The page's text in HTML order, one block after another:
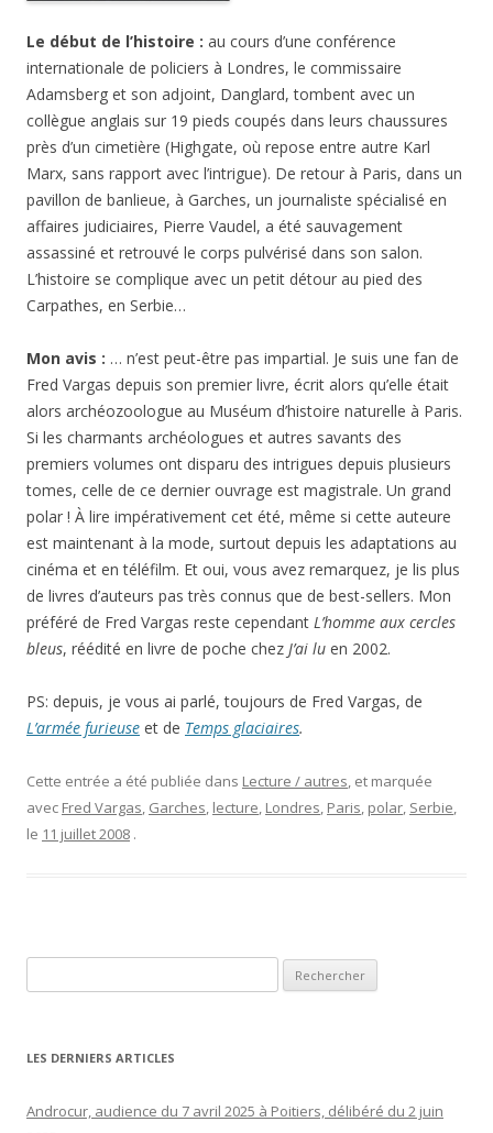
Le début de l’histoire : au cours d’une conférence
internationale de policiers à Londres, le commissaire
Adamsberg et son adjoint, Danglard, tombent avec un
collègue anglais sur 19 pieds coupés dans leurs chaussures
près d’un cimetière (Highgate, où repose entre autre Karl
Marx, sans rapport avec l’intrigue). De retour à Paris, dans un
pavillon de banlieue, à Garches, un journaliste spécialisé en
affaires judiciaires, Pierre Vaudel, a été sauvagement
assassiné et retrouvé le corps pulvérisé dans son salon.
L’histoire se complique avec un petit détour au pied des
Carpathes, en Serbie…
Mon avis : … n’est peut-être pas impartial. Je suis une fan de
Fred Vargas depuis son premier livre, écrit alors qu’elle était
alors archéozoologue au Muséum d’histoire naturelle à Paris.
Si les charmants archéologues et autres savants des
premiers volumes ont disparu des intrigues depuis plusieurs
tomes, celle de ce dernier ouvrage est magistrale. Un grand
polar ! À lire impérativement cet été, même si cette auteure
est maintenant à la mode, surtout depuis les adaptations au
cinéma et en téléfilm. Et oui, vous avez remarquez, je lis plus
de livres d’auteurs pas très connus que de best-sellers. Mon
préféré de Fred Vargas reste cependant L’homme aux cercles
bleus, réédité en livre de poche chez J’ai lu en 2002.
PS: depuis, je vous ai parlé, toujours de Fred Vargas, de
L’armée furieuse et de Temps glaciaires.
Cette entrée a été publiée dans Lecture / autres , et marquée
avec Fred Vargas Garches lecture Londres Paris polar Serbie
le 11 juillet 2008 .
LES DERNIERS ARTICLES
Androcur, audience du 7 avril 2025 à Poitiers, délibéré du 2 juin